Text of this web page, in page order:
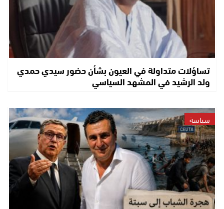
تساؤلات متداولة في العيون بشأن حضور سيدي حمدي
ولد الرشيد في المشهد السياسي
سياسة